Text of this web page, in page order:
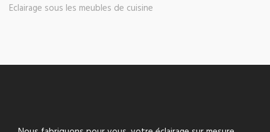
Eclairage sous les meubles de cuisine